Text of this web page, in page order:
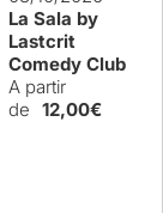
La Sala by
Lastcrit
Comedy Club
A partir
de 12,00€